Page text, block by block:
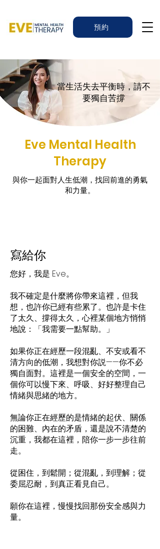
預約
​當生活失去平衡時，請不
要獨自苦撐
Eve Mental Health
Therapy
與你一起面對人生低潮，找回前進的勇氣
和力量。
​寫給你
您好，我是 Eve。
我不確定是什麼將你帶來這裡，但我
想，也許你已經有些累了。也許是卡住
了太久、撐得太久，心裡某個地方悄悄
地說：「我需要一點幫助。」
如果你正在經歷一段混亂、不安或看不
清方向的低潮，我想對你説——你不必
獨自面對。這裡是一個安全的空間，一
個你可以慢下來、呼吸、好好整理自己
情緒與思緒的地方。
無論你正在經歷的是情緒的起伏、關係
的困難、內在的矛盾，還是說不清楚的
沉重，我都在這裡，陪你一步一步往前
走。
從困住，到鬆開；從混亂，到理解；從
委屈忍耐，到真正看見自己。
願你在這裡，慢慢找回那份安全感與力
量。